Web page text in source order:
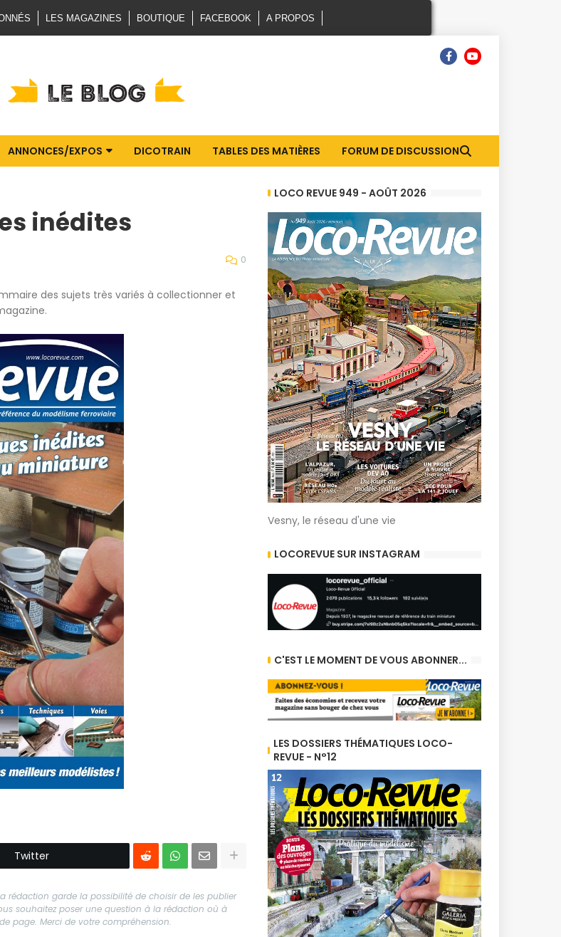
LES MAGAZINES BOUTIQUE FACEBOOK A PROPOS
ANNONCES/EXPOS DICOTRAIN TABLES DES MATIÈRES FORUM DE DISCUSSION
inédites
0
des sujets très variés à collectionner et
Twitter
rédaction garde la possibilité de choisir de les publier
souhaitez poser une question à la rédaction où à
page. Merci de votre compréhension.
LOCO REVUE 949 - AOÛT 2026
Vesny, le réseau d'une vie
LOCOREVUE SUR INSTAGRAM
C'EST LE MOMENT DE VOUS ABONNER...
LES DOSSIERS THÉMATIQUES LOCO-
REVUE - N°12